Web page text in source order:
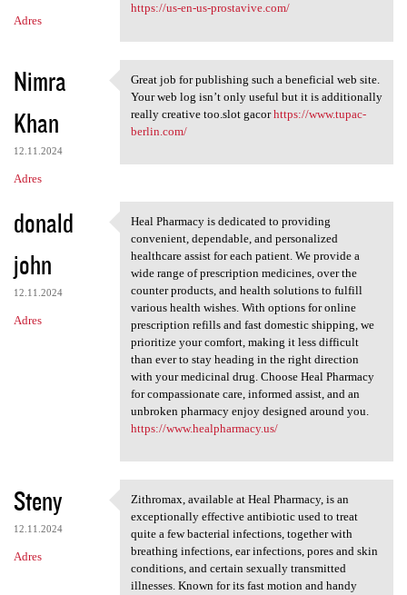
Adres
https://us-en-us-prostavive.com/
Nimra
Khan
12.11.2024
Adres
Great job for publishing such
Great job for publishing such a beneficial web site.
Your web log isn’t only useful but it is additionally
really creative too.slot gacorhttps://www.tupac-
berlin.com/
donald
john
12.11.2024
Adres
Heal Pharmacy is dedicated to
Heal Pharmacy is dedicated to providing
convenient, dependable, and personalized
healthcare assist for each patient. We provide a
wide range of prescription medicines, over the
counter products, and health solutions to fulfill
various health wishes. With options for online
prescription refills and fast domestic shipping, we
prioritize your comfort, making it less difficult
than ever to stay heading in the right direction
with your medicinal drug. Choose Heal Pharmacy
for compassionate care, informed assist, and an
unbroken pharmacy enjoy designed around you.
https://www.healpharmacy.us/
Steny
12.11.2024
Adres
Zithromax, available at Heal
Zithromax, available at Heal Pharmacy, is an
exceptionally effective antibiotic used to treat
quite a few bacterial infections, together with
breathing infections, ear infections, pores and skin
conditions, and certain sexually transmitted
illnesses. Known for its fast motion and handy